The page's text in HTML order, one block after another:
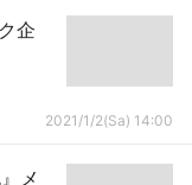
企
2021/1/2(Sa) 14:00
メ